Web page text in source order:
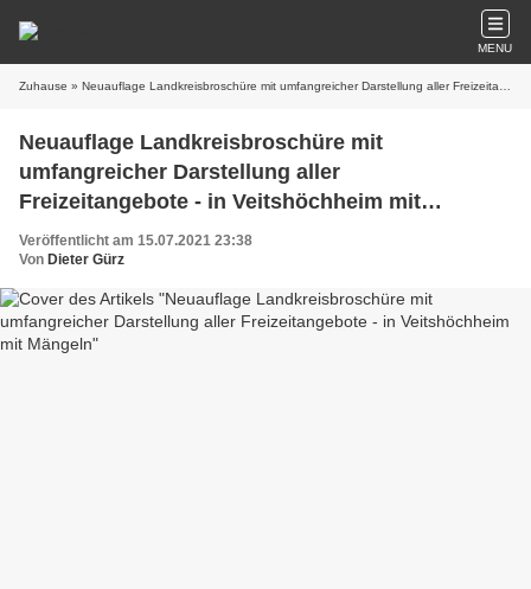
MENU
Zuhause » Neuauflage Landkreisbroschüre mit umfangreicher Darstellung aller Freizeitangebote - in Veitshöchheim mit Mängeln
Neuauflage Landkreisbroschüre mit
umfangreicher Darstellung aller
Freizeitangebote - in Veitshöchheim mit
Mängeln
Veröffentlicht am 15.07.2021 23:38
Von Dieter Gürz